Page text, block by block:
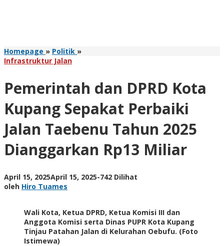
Homepage » Politik »Pemerintah
Kupang
Perbaiki
Jalan
Taebenu
Tahun
2025
Dianggarkan
Miliar
Infrastruktur Jalan
Pemerintah dan DPRD Kota
Kupang Sepakat Perbaiki
Jalan Taebenu Tahun 2025
Dianggarkan Rp13 Miliar
April 15, 2025April 15, 2025oleh
-742 Dilihat
oleh Hiro Tuames
Wali Kota, Ketua DPRD, Ketua Komisi III dan
Anggota Komisi serta Dinas PUPR Kota Kupang
Tinjau Patahan Jalan di Kelurahan Oebufu. (Foto
Istimewa)